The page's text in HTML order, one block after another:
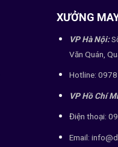
XƯỞNG
VP Hà Nội:
Văn Quán,
Hotline:
VP Hồ Chí
Điện thoại:
Email: